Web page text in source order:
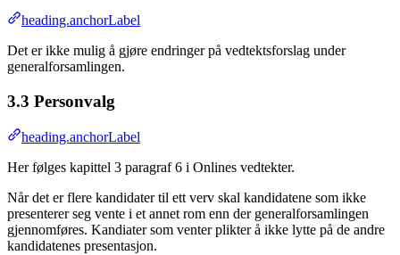
heading.anchorLabel
Det er ikke mulig å gjøre endringer på vedtektsforslag under
generalforsamlingen.
3.3 Personvalg
heading.anchorLabel
Her følges kapittel 3 paragraf 6 i Onlines vedtekter.
Når det er flere kandidater til ett verv skal kandidatene som ikke
presenterer seg vente i et annet rom enn der generalforsamlingen
gjennomføres. Kandiater som venter plikter å ikke lytte på de andre
kandidatenes presentasjon.